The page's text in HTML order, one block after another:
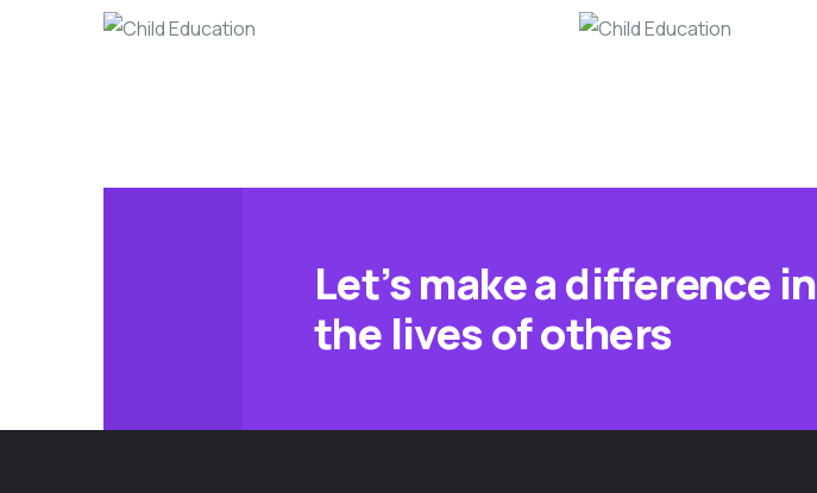
Let’s make a difference in
the lives of others